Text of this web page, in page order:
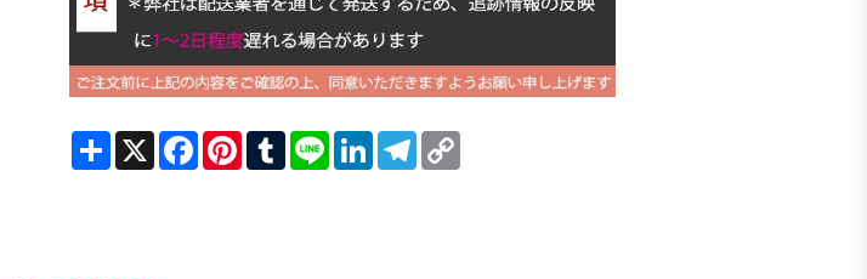
ShareX FacebookPinterestTumblrLine LinkedInTelegram